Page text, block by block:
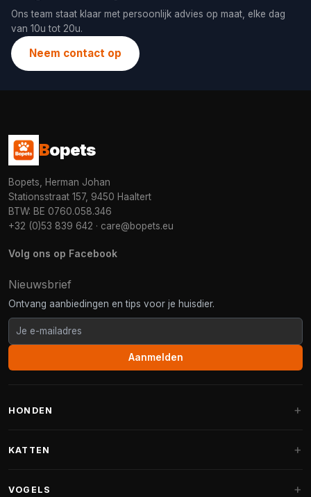
Ons team staat klaar met persoonlijk advies op maat, elke dag
van 10u tot 20u.
Neem contact op
Bopets
Bopets, Herman Johan
Stationsstraat 157, 9450 Haaltert
BTW: BE 0760.058.346
+32 (0)53 839 642 · care@bopets.eu
Volg ons op Facebook
Nieuwsbrief
Ontvang aanbiedingen en tips voor je huisdier.
Aanmelden
HONDEN
Fantail hondenmanden
KATTEN
VOGELS